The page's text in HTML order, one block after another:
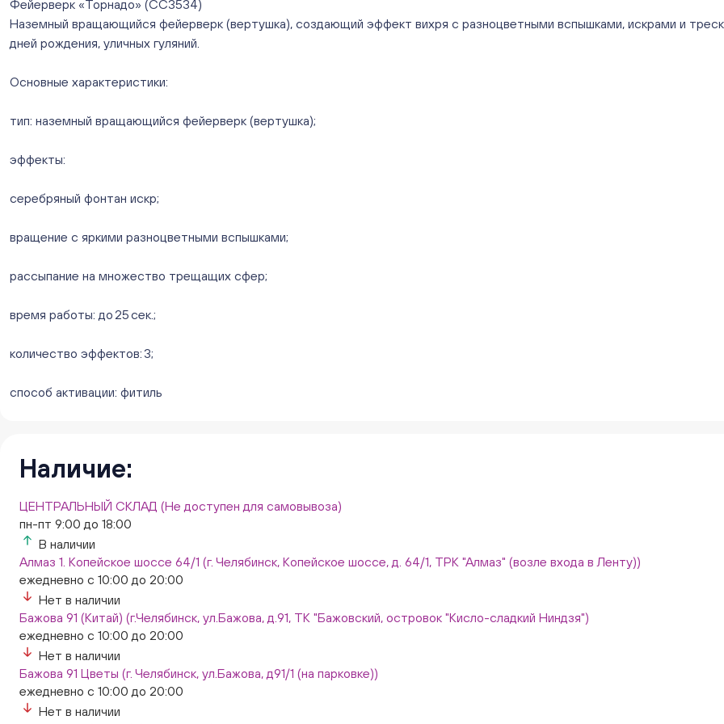
Фейерверк «Торнадо» (СС3534)
Наземный вращающийся фейерверк (вертушка), создающий эффект вихря с разноцветными вспышками, искрами и
дней рождения, уличных гуляний.
Основные характеристики:
тип: наземный вращающийся фейерверк (вертушка);
эффекты:
серебряный фонтан искр;
вращение с яркими разноцветными вспышками;
рассыпание на множество трещащих сфер;
время работы: до 25 сек.;
количество эффектов: 3;
способ активации: фитиль
Наличие:
ЦЕНТРАЛЬНЫЙ СКЛАД (Не доступен для самовывоза)
пн-пт 9:00 до 18:00
В наличии
Алмаз 1. Копейское шоссе 64/1 (г. Челябинск, Копейское шоссе, д. 64/1, ТРК "Алмаз" (возле входа в Ленту))
ежедневно с 10:00 до 20:00
Нет в наличии
Бажова 91 (Китай) (г.Челябинск, ул.Бажова, д.91, ТК "Бажовский, островок "Кисло-сладкий Ниндзя")
ежедневно с 10:00 до 20:00
Нет в наличии
Бажова 91 Цветы (г. Челябинск, ул.Бажова, д91/1 (на парковке))
ежедневно с 10:00 до 20:00
Нет в наличии